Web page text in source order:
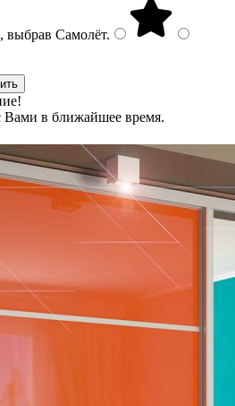
выбрав Самолёт.
Вами в ближайшее время.